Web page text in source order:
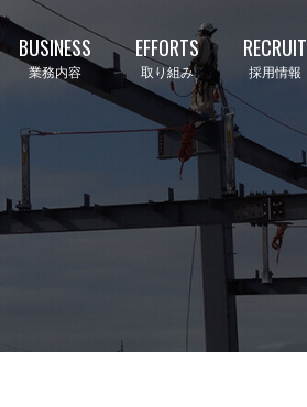
BUSINESS
業務内容
EFFORTS
取り組み
RECRUIT
採用情報